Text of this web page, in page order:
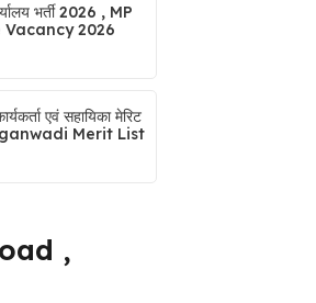
भर्ती 2026 , MP
2026
एवं सहायिका मेरिट
Merit List
,